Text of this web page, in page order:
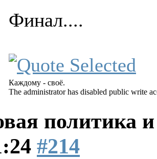
Финал....
Каждому - своё.
The administrator has disabled public write
политика
#214